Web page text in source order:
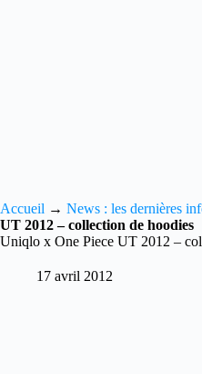
Accueil → News : les dernières
UT 2012 – collection de hoodies
Uniqlo x One Piece UT 2012 –
17 avril 2012